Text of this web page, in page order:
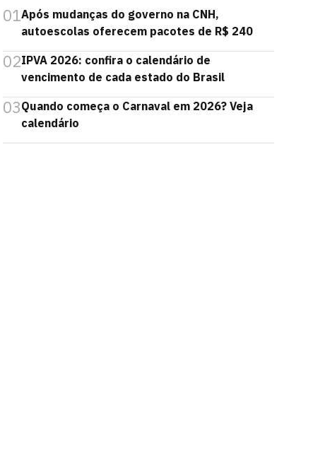
01Após mudanças do governo na CNH,
autoescolas oferecem pacotes de R$ 240
02IPVA 2026: confira o calendário de
vencimento de cada estado do Brasil
03Quando começa o Carnaval em 2026? Veja
calendário